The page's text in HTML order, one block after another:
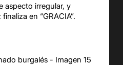
aspecto irregular, y
en “GRACIA”.